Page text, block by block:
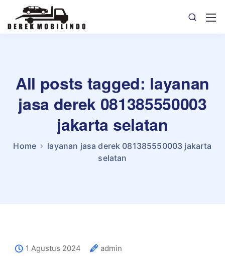
All posts tagged: layanan
jasa derek 081385550003
jakarta selatan
Home
layanan jasa derek 081385550003 jakarta
selatan
1 Agustus 2024
admin